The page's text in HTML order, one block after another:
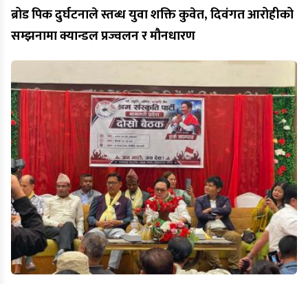
ब्रोड पिक दुर्घटनाले स्तब्ध युवा शक्ति कुवेत, दिवंगत आरोहीको
सम्झनामा क्यान्डल प्रज्वलन र मौनधारण